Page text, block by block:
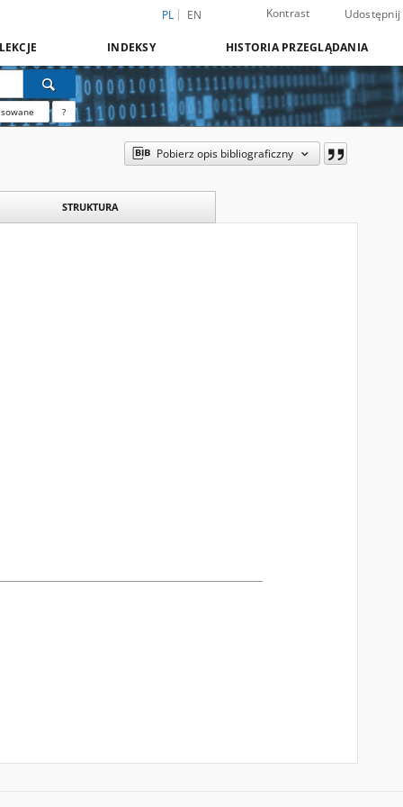
PL EN Kontrast Udostępnij
INDEKSY HISTORIA PRZEGLĄDANIA
?
Pobierz opis bibliograficzny
STRUKTURA